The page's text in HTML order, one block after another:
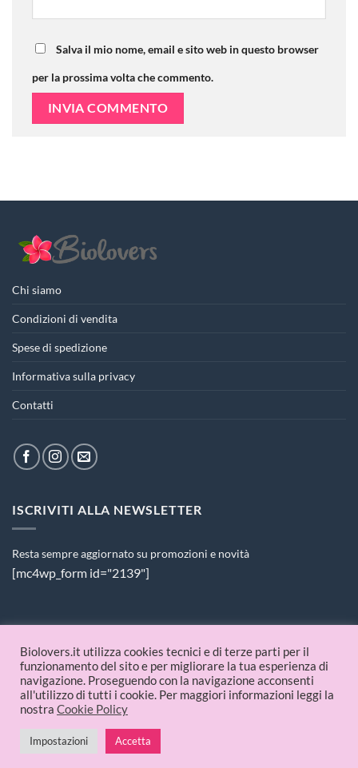
Salva il mio nome, email e sito web in questo browser
per la prossima volta che commento.
Chi siamo
Condizioni di vendita
Spese di spedizione
Informativa sulla privacy
Contatti
ISCRIVITI ALLA NEWSLETTER
Resta sempre aggiornato su promozioni e novità
[mc4wp_form id="2139"]
PAGAMENTI ACCETTATI
© 2026 Biolovers.it | P.IVA 09336481214
Biolovers.it utilizza cookies tecnici e di terze parti per il
funzionamento del sito e per migliorare la tua esperienza di
navigazione. Proseguendo con la navigazione acconsenti
all'utilizzo di tutti i cookie. Per maggiori informazioni leggi la
nostra Cookie Policy
Impostazioni Accetta